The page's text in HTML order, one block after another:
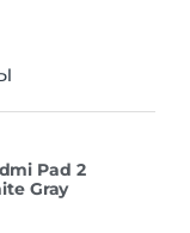
Pad 2
Gray